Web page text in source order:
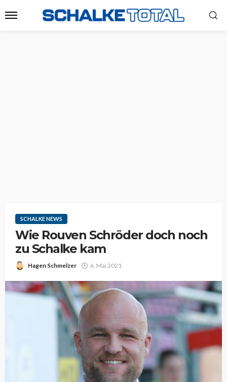
SCHALKE NEWS
Wie Rouven Schröder doch noch
zu Schalke kam
Hagen Schmelzer 6. Mai 2021